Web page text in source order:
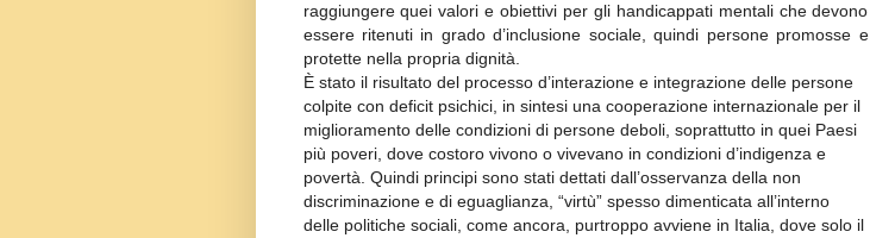
raggiungere quei valori e obiettivi per gli handicappati mentali che devono
essere ritenuti in grado d’inclusione sociale, quindi persone promosse e
protette nella propria dignità.
È stato il risultato del processo d’interazione e integrazione delle persone
colpite con deficit psichici, in sintesi una cooperazione internazionale per il
miglioramento delle condizioni di persone deboli, soprattutto in quei Paesi
più poveri, dove costoro vivono o vivevano in condizioni d’indigenza e
povertà. Quindi principi sono stati dettati dall’osservanza della non
discriminazione e di eguaglianza, “virtù” spesso dimenticata all’interno
delle politiche sociali, come ancora, purtroppo avviene in Italia, dove solo il